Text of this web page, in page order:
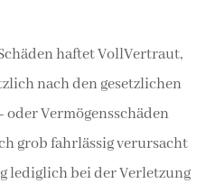
haftet VollVertraut,
nach den gesetzlichen
oder Vermögensschäden
grob fahrlässig verursacht
lediglich bei der Verletzung